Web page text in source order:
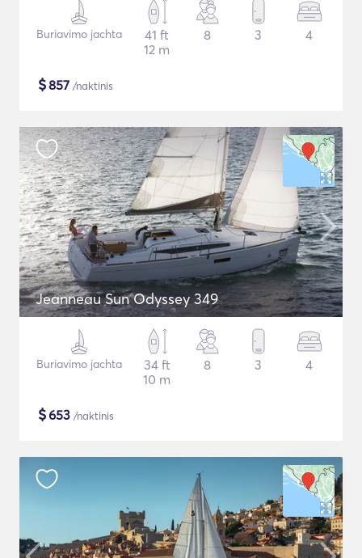
Buriavimo jachta
41 ft
12 m
8 3 4
$857 /naktinis
Jeanneau Sun Odyssey 349
Buriavimo jachta
34 ft
10 m
8 3 4
$653 /naktinis